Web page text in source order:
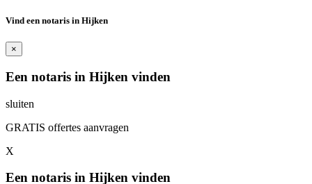
Vind een notaris in Hijken
×
Een notaris in Hijken vinden
sluiten
GRATIS offertes aanvragen
X
Een notaris in Hijken vinden